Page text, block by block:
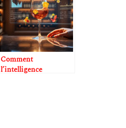
Comment
l’intelligence